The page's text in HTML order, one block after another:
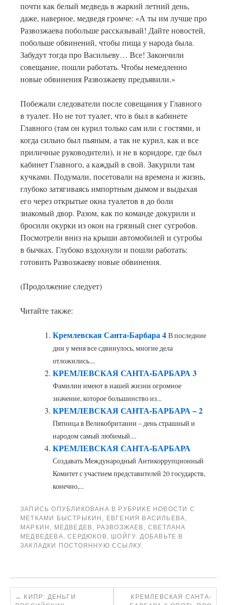
почти как белый медведь в жаркий летний день,
даже, наверное, медведя громче: «А ты им лучше про
Развозжаева побольше рассказывай! Дайте новостей,
побольше обвинений, чтобы пища у народа была.
Забудут тогда про Васильеву… Все! Закончили
совещание, пошли работать. Чтобы немедленно
новые обвинения Развозжаеву предъявили.»
Побежали следователи после совещания у Главного
в туалет. Но не тот туалет, что в был в кабинете
Главного (там он курил только сам или с гостями, и
когда сильно был пьяным, а так не курил, как и все
приличные руководители), и не в коридоре, где был
кабинет Главного, а каждый в свой. Закурили там
кучками. Подумали, посетовали на времена и жизнь,
глубоко затягиваясь импортным дымом и выдыхая
его через открытые окна туалетов в до боли
знакомый двор. Разом, как по команде докурили и
бросили окурки из окон на грязный снег сугробов.
Посмотрели вниз на крыши автомобилей и сугробы
в бычках. Глубоко вздохнули и пошли работать:
готовить Развозжаеву новые обвинения.
(Продолжение следует)
Читайте также:
Кремлевская Санта-Барбара 4 В последние
дни у меня все сдвинулось, многие дела
отложились....
КРЕМЛЕВСКАЯ САНТА-БАРБАРА 3
Фамилии имеют в нашей жизни огромное
значение, которое большинство из...
КРЕМЛЕВСКАЯ САНТА-БАРБАРА – 2
Пятница в Великобритании – день страшный и
народом самый любимый....
КРЕМЛЕВСКАЯ САНТА-БАРБАРА
Создавать Международный Антикоррупционный
Комитет с участием представителей 20 государств,
конечно,...
ЗАПИСЬ ОПУБЛИКОВАНА В РУБРИКЕ НОВОСТИ С
МЕТКАМИ
БЫСТРЫКИН , ЕВГЕНИЯ ВАСИЛЬЕВА,
МАРКИН , МЕДВЕДЕВ, РАЗВОЗЖАЕВ ,СВЕТЛАНА
МЕДВЕДЕВА,СЕРДЮКОВ, ШОЙГУ. ДОБАВЬТЕ В
ЗАКЛАДКИ
ПОСТОЯННУЮ ССЫЛКУ.
←
КИПР: ДЕНЬГИ
КРЕМЛЕВСКАЯ САНТА-